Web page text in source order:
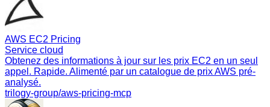
AWS EC2 Pricing
Service cloud
Obtenez des informations à jour sur les prix EC2 en un seul
appel. Rapide. Alimenté par un catalogue de prix AWS pré-
analysé.
trilogy-group/aws-pricing-mcp